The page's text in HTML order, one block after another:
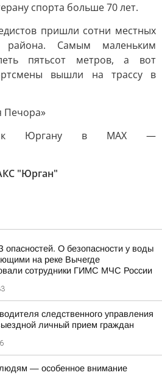
спорта больше 70 лет.
пришли сотни местных
Самым маленьким
пятьсот метров, а вот
вышли на трассу в
Печора»
к Юргану в MAX —
"Юрган"
опасностей. О безопасности у воды
на реке Вычегде
сотрудники ГИМС МЧС России
следственного управления
личный прием граждан
— особенное внимание